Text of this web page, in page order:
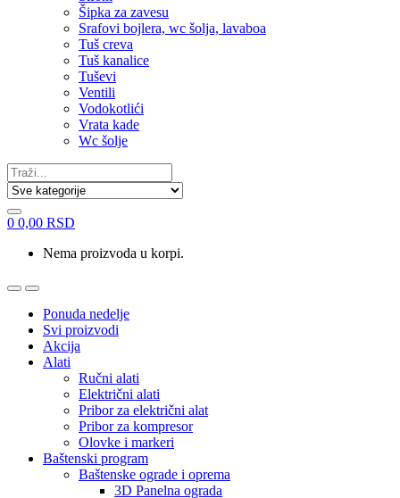
Šipka za zavesu
Srafovi bojlera, wc šolja, lavaboa
Tuš creva
Tuš kanalice
Tuševi
Ventili
Vodokotlići
Vrata kade
Wc šolje
Search
for:
0 0,00 RSD
Nema proizvoda u korpi.
Ponuda nedelje
Svi proizvodi
Akcija
Alati
Ručni alati
Električni alati
Pribor za električni alat
Pribor za kompresor
Olovke i markeri
Baštenski program
Baštenske ograde i oprema
3D Panelna ograda